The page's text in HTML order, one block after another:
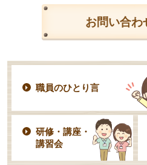
お問い合わ
職員のひとり言
研修・講座・
講習会